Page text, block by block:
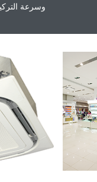
وسرعة التركيب